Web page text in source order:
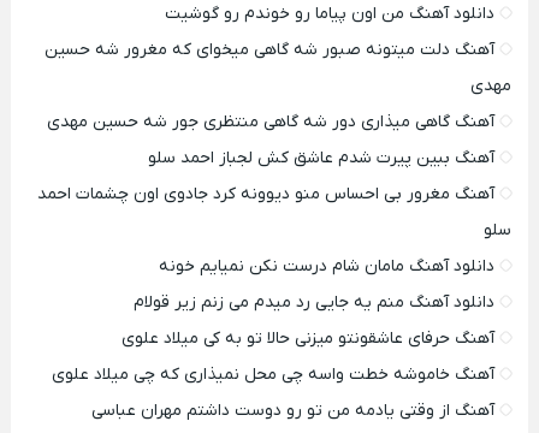
دانلود آهنگ من اون پیاما رو خوندم رو گوشیت
آهنگ دلت میتونه صبور شه گاهی میخوای که مغرور شه حسین
مهدی
آهنگ گاهی میذاری دور شه گاهی منتظری جور شه حسین مهدی
آهنگ ببین پیرت شدم عاشق کش لجباز احمد سلو
آهنگ مغرور بی احساس منو دیوونه کرد جادوی اون چشمات احمد
سلو
دانلود آهنگ مامان شام درست نکن نمیایم خونه
دانلود آهنگ منم یه جایی رد میدم می زنم زیر قولام
آهنگ حرفای عاشقونتو میزنی حالا تو به کی میلاد علوی
آهنگ خاموشه خطت واسه چی محل نمیذاری که چی میلاد علوی
آهنگ از وقتی یادمه من تو رو دوست داشتم مهران عباسی